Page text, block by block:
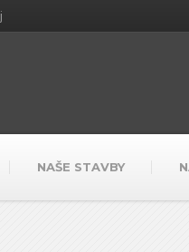
NAŠE STAVBY